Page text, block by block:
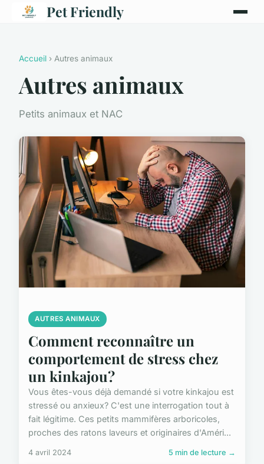
Pet Friendly
Accueil › Autres animaux
Autres animaux
Petits animaux et NAC
AUTRES ANIMAUX
Comment reconnaître un
comportement de stress chez
un kinkajou?
Vous êtes-vous déjà demandé si votre kinkajou est
stressé ou anxieux? C'est une interrogation tout à
fait légitime. Ces petits mammifères arboricoles,
proches des ratons laveurs et originaires d'Améri...
4 avril 2024 5 min de lecture →